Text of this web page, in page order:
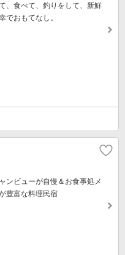
、食べて、釣りをして、新鮮
でおもてなし。
ンビューが自慢＆お食事処メ
豊富な料理民宿